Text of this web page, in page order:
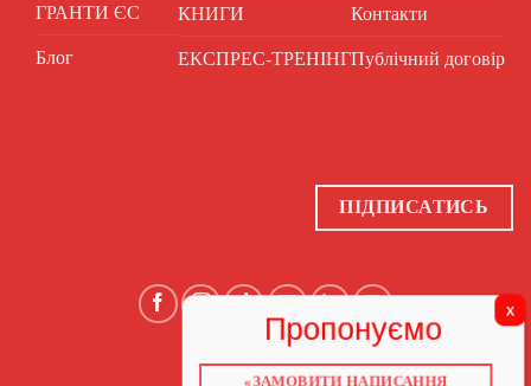
ГРАНТИ ЄС
Блог
КНИГИ
ЕКСПРЕС-ТРЕНІНГ
Контакти
Публічний договір
ПІДПИСАТИСЬ
«ЗАМОВИТИ НАПИСАННЯ